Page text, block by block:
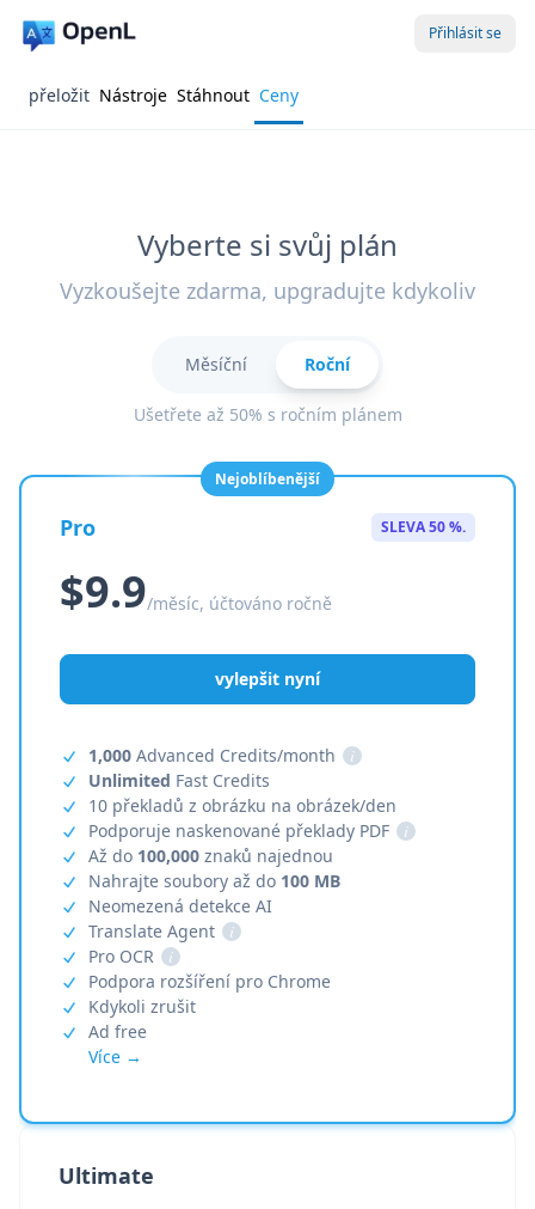
Přihlásit se
přeložit Nástroje Stáhnout Ceny
Vyberte si svůj plán
Vyzkoušejte zdarma, upgradujte kdykoliv
Měsíční Roční
Ušetřete až 50% s ročním plánem
Nejoblíbenější
Pro SLEVA 50 %.
$9.9/měsíc, účtováno ročně
vylepšit nyní
1,000 Advanced Credits/month
i
Unlimited Fast Credits
10 překladů z obrázku na obrázek/den
Podporuje naskenované překlady PDF
i
Až do 100,000 znaků najednou
Nahrajte soubory až do 100 MB
Neomezená detekce AI
Translate Agent
i
Pro OCR
i
Podpora rozšíření pro Chrome
Kdykoli zrušit
Ad free
Více →
Ultimate